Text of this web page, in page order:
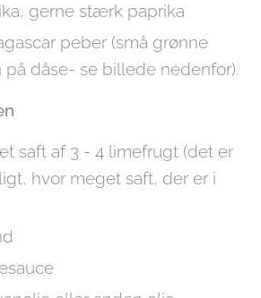
gerne stærk paprika
peber (små grønne
på dåse- se billede nedenfor).
saft af 3 - 4 limefrugt (det er
hvor meget saft, der er i